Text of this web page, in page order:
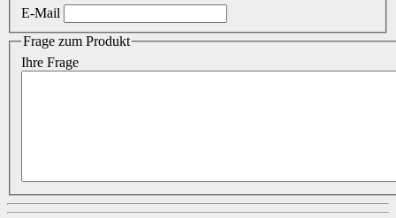
E-Mail
Frage zum Produkt
Ihre Frage